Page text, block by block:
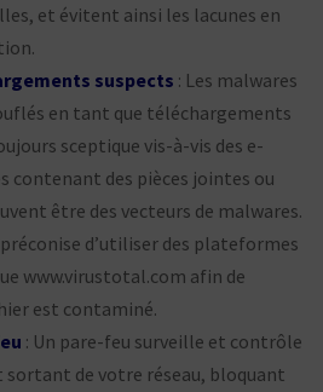
et évitent ainsi les lacunes en
suspects : Les malwares
en tant que téléchargements
sceptique vis-à-vis des e-
contenant des pièces jointes ou
être des vecteurs de malwares.
d’utiliser des plateformes
www.virustotal.com afin de
est contaminé.
: Un pare-feu surveille et contrôle
sortant de votre réseau, bloquant